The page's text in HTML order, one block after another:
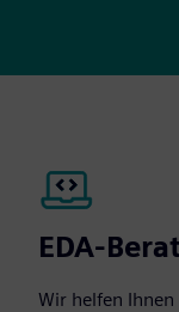
EDA-
Wir helfen